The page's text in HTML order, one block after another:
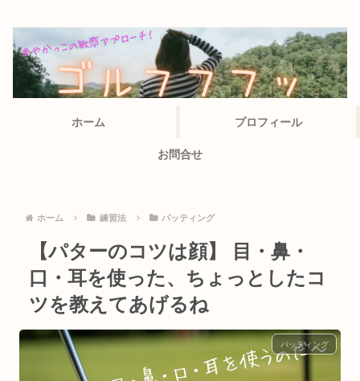
ホーム プロフィール
お問合せ
ホーム 練習法 パッティング
【パターのコツは顔】 目・鼻・
口・耳を使った、ちょっとしたコ
ツを教えてあげるね
パッティング